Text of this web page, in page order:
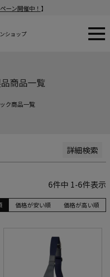
ーン開催中！ 】
ショップ
品商品一覧
ク商品一覧
詳細検索
価格が安い順 価格が高い順
6件中 1-6件表示